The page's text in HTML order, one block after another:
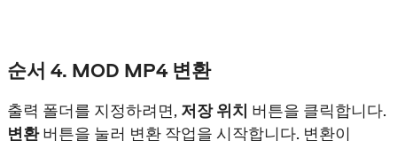
순서 4. MOD MP4 변환
출력 폴더를 지정하려면, 저장 위치 버튼을 클릭합니다.
변환버튼을 눌러 변환 작업을 시작합니다. 변환이